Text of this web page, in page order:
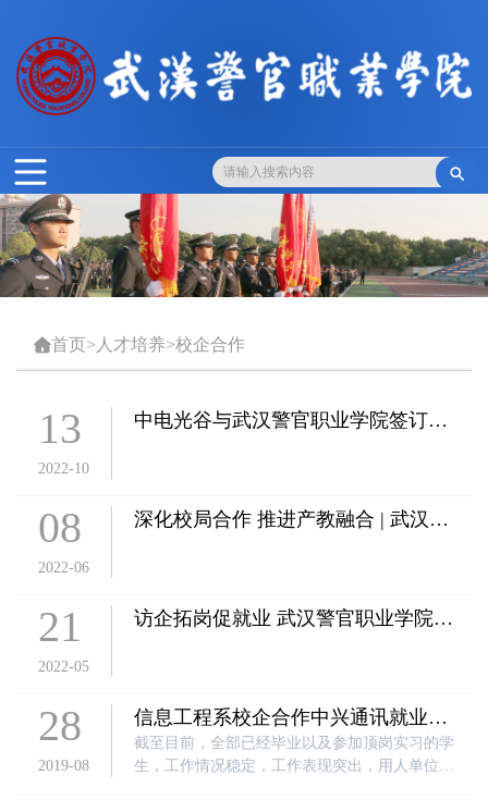

首页> 人才培养>校企合作
13
2022-10
中电光谷与武汉警官职业学院签订战
08
2022-06
深化校局合作 推进产教融合 | 武汉警
21
2022-05
访企拓岗促就业 武汉警官职业学院在
28
2019-08
信息工程系校企合作中兴通讯就业工
作分析报告
截至目前，全部已经毕业以及参加顶岗实习的学
生，工作情况稳定，工作表现突出，用人单位对